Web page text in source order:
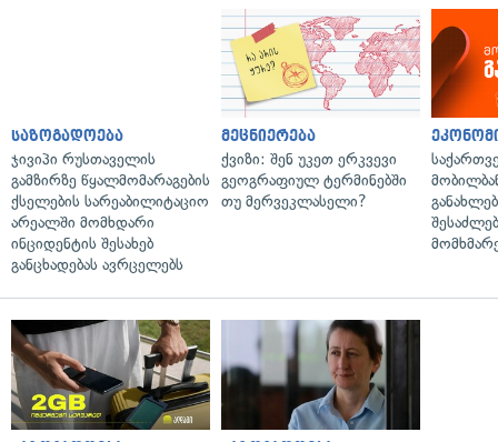
საზოგადოება
ჯივიპი რუსთაველის
გამზირზე წყალმომარაგების
ქსელების სარეაბილიტაციო
არეალში მომხდარი
ინციდენტის შესახებ
განცხადებას ავრცელებს
მეცნიერება
ქვიზი: შენ უკეთ ერკვევი
გეოგრაფიულ ტერმინებში
თუ მერვეკლასელი?